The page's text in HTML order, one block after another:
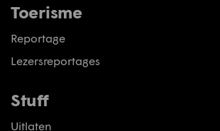
Toerisme
Reportage
Lezersreportages
Stuff
Uitlaten